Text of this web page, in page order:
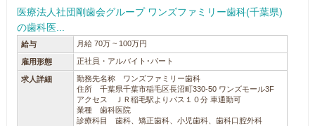
医療法人社団剛歯会グループ ワンズファミリー歯科(千葉県)
の歯科医...
給与 月給 70万 ~ 100万円
雇用形態 正社員・アルバイト･パート
求人詳細
勤務先名称 ワンズファミリー歯科
住所 千葉県千葉市稲毛区長沼町330-50 ワンズモール3F
アクセス ＪＲ稲毛駅よりバス１０分 車通勤可
業種 歯科医院
診療科目 歯科、矯正歯科、小児歯科、歯科口腔外科